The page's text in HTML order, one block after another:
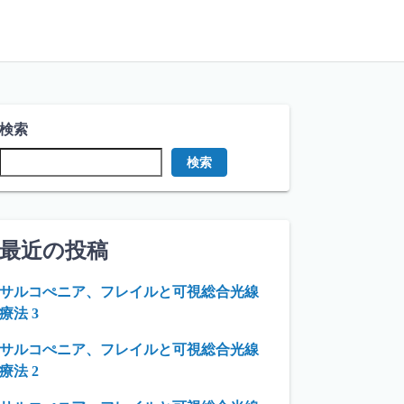
検索
検索
最近の投稿
サルコぺニア、フレイルと可視総合光線
療法 3
サルコぺニア、フレイルと可視総合光線
療法 2